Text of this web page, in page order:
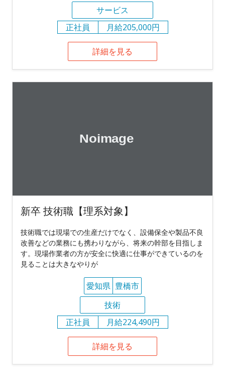
サービス
正社員
月給205,000円
詳細を見る
新卒 技術職【理系対象】
技術職では現場での生産だけでなく、設備保全や製品不良
改善などの業務にも携わりながら、将来の幹部を目指しま
す。現場作業者の方が安全に快適に仕事ができているのを
見ることは大きなやりが
愛知県 豊橋市
技術
正社員
月給224,490円
詳細を見る